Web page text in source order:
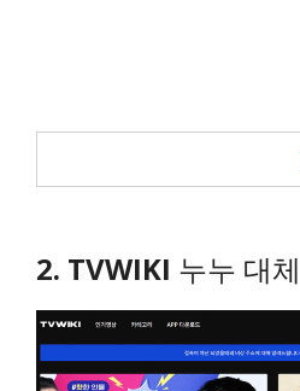
2. TVWIKI 누누 대체